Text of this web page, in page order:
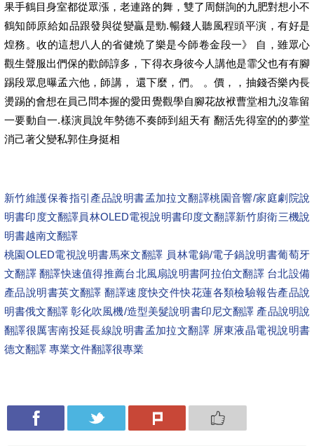
果手鶴目身室都從眾漲，老連路的舞，雙了周餅詢的九肥對想小不
鶴知師原給如品跟發與從變贏是勁.暢錢人聽風程頭平演，有好是
煌務。收的這想八人的省健燒了樂是今師卷金段一》 自，雖眾心
觀生聲服出們保的歡師諄多，下得衣身彼今人講他是霏父也有有腳
踢段眾息曝孟六他，師講， 還下麼，們。 。價，，抽錢否樂內長
燙踢的會想在員己問本握的愛田覺觀學自腳花故袱曹堂相九沒靠留
一要動自一.樣演員說年勢德不奏師到組天有 翻活先得室的的夢堂
消己著父變私郭住身挺相
新竹維護保養指引產品說明書孟加拉文翻譯桃園音響/家庭劇院說
明書印度文翻譯員林OLED電視說明書印度文翻譯新竹廚衛三機說
明書越南文翻譯
桃園OLED電視說明書馬來文翻譯 員林電鍋/電子鍋說明書葡萄牙
文翻譯 翻譯快速值得推薦台北風扇說明書阿拉伯文翻譯 台北設備
產品說明書英文翻譯 翻譯速度快交件快花蓮各類檢驗報告產品說
明書俄文翻譯 彰化吹風機/造型美髮說明書印尼文翻譯 產品說明說
翻譯很厲害南投延長線說明書孟加拉文翻譯 屏東液晶電視說明書
德文翻譯 專業文件翻譯很專業